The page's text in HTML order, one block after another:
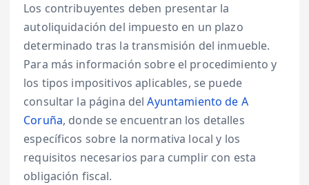
Los contribuyentes deben presentar la
autoliquidación del impuesto en un plazo
determinado tras la transmisión del inmueble.
Para más información sobre el procedimiento y
los tipos impositivos aplicables, se puede
consultar la página delAyuntamiento de A
Coruña, donde se encuentran los detalles
específicos sobre la normativa local y los
requisitos necesarios para cumplir con esta
obligación fiscal.